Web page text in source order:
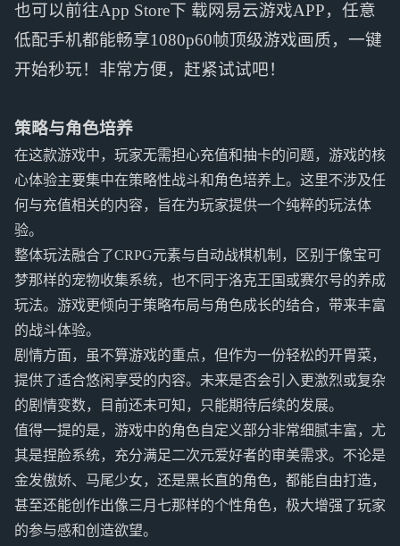
也可以前往App Store下 载网易云游戏APP，任意
低配手机都能畅享1080p60帧顶级游戏画质，一键
开始秒玩！非常方便，赶紧试试吧！
策略与角色培养
在这款游戏中，玩家无需担心充值和抽卡的问题，游戏的核
心体验主要集中在策略性战斗和角色培养上。这里不涉及任
何与充值相关的内容，旨在为玩家提供一个纯粹的玩法体
验。
整体玩法融合了CRPG元素与自动战棋机制，区别于像宝可
梦那样的宠物收集系统，也不同于洛克王国或赛尔号的养成
玩法。游戏更倾向于策略布局与角色成长的结合，带来丰富
的战斗体验。
剧情方面，虽不算游戏的重点，但作为一份轻松的开胃菜，
提供了适合悠闲享受的内容。未来是否会引入更激烈或复杂
的剧情变数，目前还未可知，只能期待后续的发展。
值得一提的是，游戏中的角色自定义部分非常细腻丰富，尤
其是捏脸系统，充分满足二次元爱好者的审美需求。不论是
金发傲娇、马尾少女，还是黑长直的角色，都能自由打造，
甚至还能创作出像三月七那样的个性角色，极大增强了玩家
的参与感和创造欲望。